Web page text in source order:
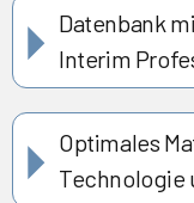
Datenbank
Interim
Optimales
Technologie